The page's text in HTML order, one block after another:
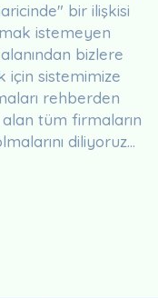
bir ilişkisi
istemeyen
alanından bizlere
için sistemimize
rehberden
alan tüm firmaların
diliyoruz...